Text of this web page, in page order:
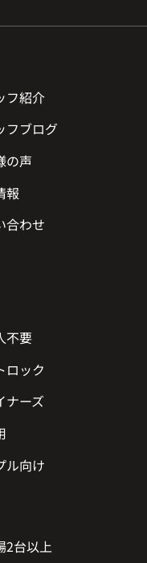
フ紹介
フブログ
の声
報
合わせ
不要
ロック
ナーズ
ル向け
2台以上